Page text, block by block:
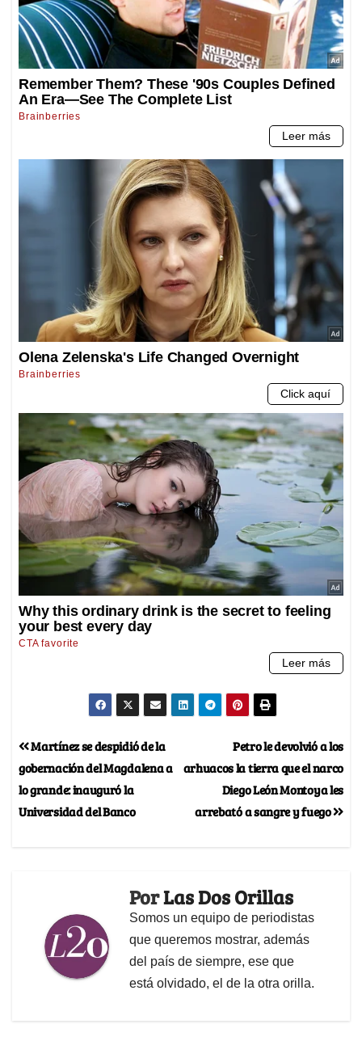
Petro le devolvió a los
arhuacos la tierra que el narco
Diego León Montoya les
arrebató a sangre y fuego
Martínez se despidió de la
gobernación del Magdalena a
lo grande: inauguró la
Universidad del Banco
PorLas Dos Orillas
Somos un equipo de periodistas
que queremos mostrar, además
del país de siempre, ese que
está olvidado, el de la otra orilla.